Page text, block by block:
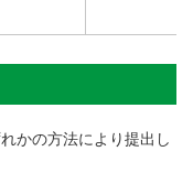
かの方法により提出し